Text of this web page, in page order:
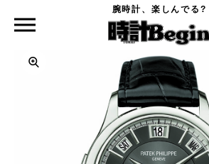
腕時計、楽しんでる?
PATEK PHILIPPE 5208